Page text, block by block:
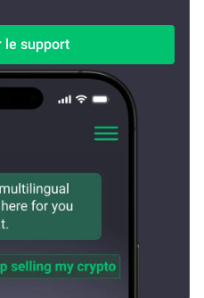
le support